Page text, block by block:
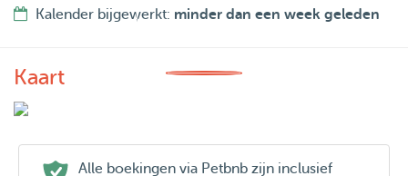
Kalender bijgewerkt: minder dan een week geleden
Kaart
Alle boekingen via Petbnb zijn inclusief